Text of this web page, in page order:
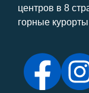
центров в 8
горные